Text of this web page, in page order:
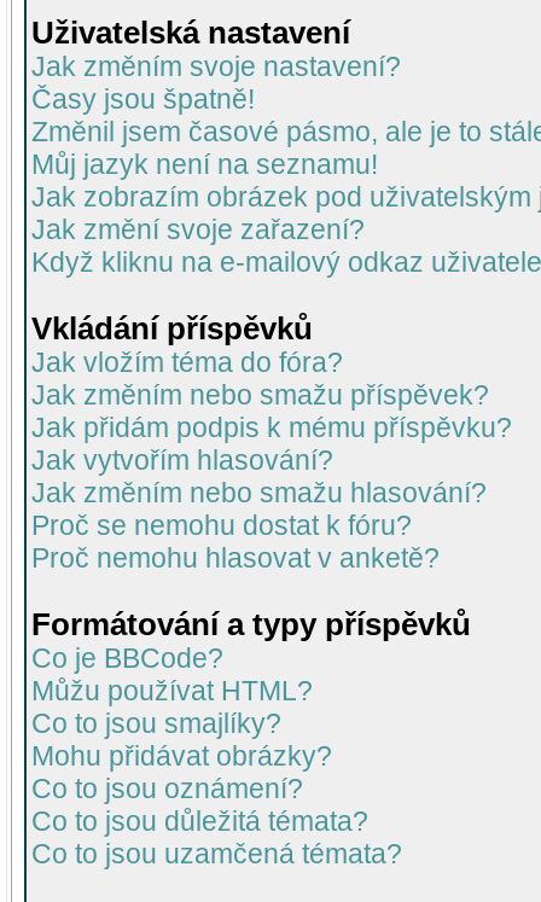
Uživatelská nastavení
Jak změním svoje nastavení?
Časy jsou špatně!
Změnil jsem časové pásmo, ale je to
Můj jazyk není na seznamu!
Jak zobrazím obrázek pod uživatelským
Jak změní svoje zařazení?
Když kliknu na e-mailový odkaz
Vkládání příspěvků
Jak vložím téma do fóra?
Jak změním nebo smažu příspěvek?
Jak přidám podpis k mému příspěvku?
Jak vytvořím hlasování?
Jak změním nebo smažu hlasování?
Proč se nemohu dostat k fóru?
Proč nemohu hlasovat v anketě?
Formátování a typy příspěvků
Co je BBCode?
Můžu používat HTML?
Co to jsou smajlíky?
Mohu přidávat obrázky?
Co to jsou oznámení?
Co to jsou důležitá témata?
Co to jsou uzamčená témata?